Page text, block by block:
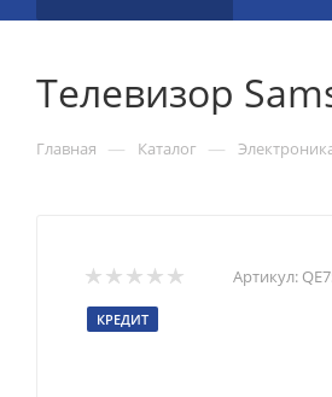
Телевизор
Главная — Каталог —
Артикул:
КРЕДИТ